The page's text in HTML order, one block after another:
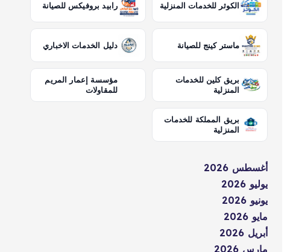
الكوثر للخدمات المنزلية رابيد بروفيكس للصيانة
ماستر كينج للصيانة دليل الخدمات الاخباري
بريق كلين للخدمات
المنزلية
مؤسسة إعمار المريم
للمقاولات
بريق المملكة للخدمات
المنزلية
أغسطس 2026
يوليو 2026
يونيو 2026
مايو 2026
أبريل 2026
مارس 2026